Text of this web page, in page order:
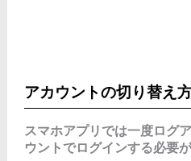
アカウントの切り替え
スマホアプリでは一度ログ
ウントでログインする必要